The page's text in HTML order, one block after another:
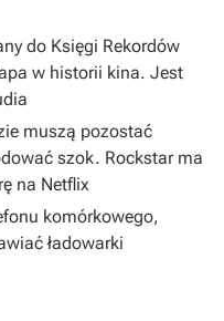
do Księgi Rekordów
w historii kina. Jest
muszą pozostać
szok. Rockstar ma
na Netflix
komórkowego,
ładowarki